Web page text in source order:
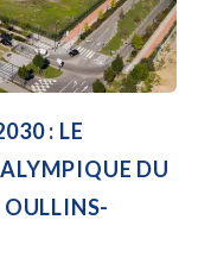
: LE
DU
OULLINS-